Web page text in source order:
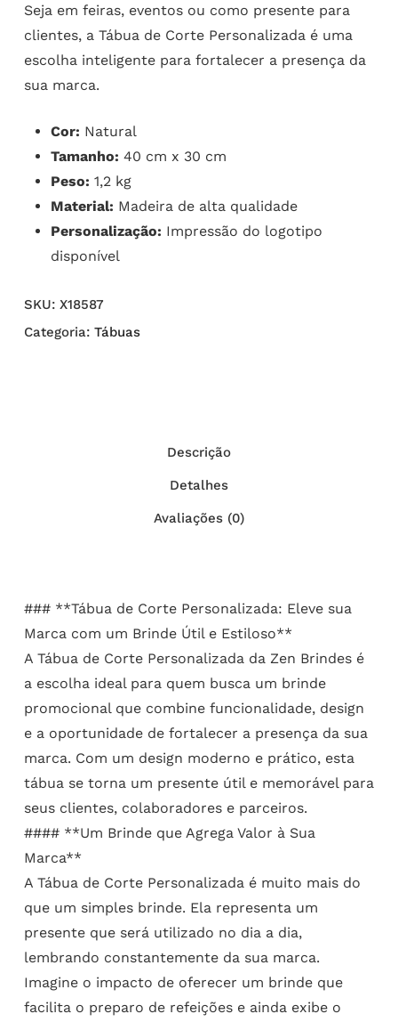
Seja em feiras, eventos ou como presente para
clientes, a Tábua de Corte Personalizada é uma
escolha inteligente para fortalecer a presença da
sua marca.
Cor: Natural
Tamanho: 40 cm x 30 cm
Peso: 1,2 kg
Material: Madeira de alta qualidade
Personalização: Impressão do logotipo
disponível
SKU: X18587
Categoria: Tábuas
Descrição
Detalhes
Avaliações (0)
### **Tábua de Corte Personalizada: Eleve sua
Marca com um Brinde Útil e Estiloso**
A Tábua de Corte Personalizada da Zen Brindes é
a escolha ideal para quem busca um brinde
promocional que combine funcionalidade, design
e a oportunidade de fortalecer a presença da sua
marca. Com um design moderno e prático, esta
tábua se torna um presente útil e memorável para
seus clientes, colaboradores e parceiros.
#### **Um Brinde que Agrega Valor à Sua
Marca**
A Tábua de Corte Personalizada é muito mais do
que um simples brinde. Ela representa um
presente que será utilizado no dia a dia,
lembrando constantemente da sua marca.
Imagine o impacto de oferecer um brinde que
facilita o preparo de refeições e ainda exibe o